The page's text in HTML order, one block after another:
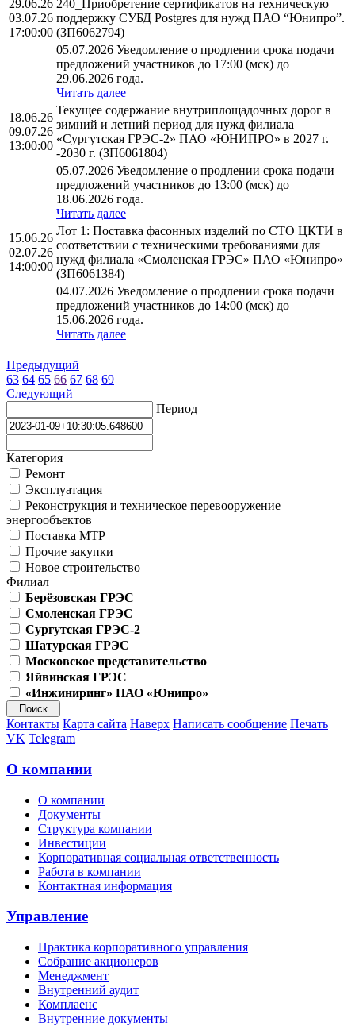
29.06.26
03.07.26
17:00:00
240_Приобретение сертификатов на техническую
поддержку СУБД Postgres для нужд ПАО “Юнипро”.
(ЗП6062794)
05.07.2026 Уведомление о продлении срока подачи
предложений участников до 17:00 (мск) до
29.06.2026 года.
Читать далее
18.06.26
09.07.26
13:00:00
Текущее содержание внутриплощадочных дорог в
зимний и летний период для нужд филиала
«Сургутская ГРЭС-2» ПАО «ЮНИПРО» в 2027 г.
-2030 г. (ЗП6061804)
05.07.2026 Уведомление о продлении срока подачи
предложений участников до 13:00 (мск) до
18.06.2026 года.
Читать далее
15.06.26
02.07.26
14:00:00
Лот 1: Поставка фасонных изделий по СТО ЦКТИ в
соответствии с техническими требованиями для
нужд филиала «Смоленская ГРЭС» ПАО «Юнипро»
(ЗП6061384)
04.07.2026 Уведомление о продлении срока подачи
предложений участников до 14:00 (мск) до
15.06.2026 года.
Читать далее
Предыдущий
63 64 65 66 67 68 69
Следующий
Период
Категория
Ремонт
Эксплуатация
Реконструкция и техническое перевооружение
энергообъектов
Поставка МТР
Прочие закупки
Новое строительство
Филиал
Берёзовская ГРЭС
Смоленская ГРЭС
Сургутская ГРЭС-2
Шатурская ГРЭС
Московское представительство
Яйвинская ГРЭС
«Инжиниринг» ПАО «Юнипро»
Контакты Карта сайта Наверх Написать сообщение Печать
VK Telegram
О компании
О компании
Документы
Структура компании
Инвестиции
Корпоративная социальная ответственность
Работа в компании
Контактная информация
Управление
Практика корпоративного управления
Собрание акционеров
Менеджмент
Внутренний аудит
Комплаенс
Внутренние документы